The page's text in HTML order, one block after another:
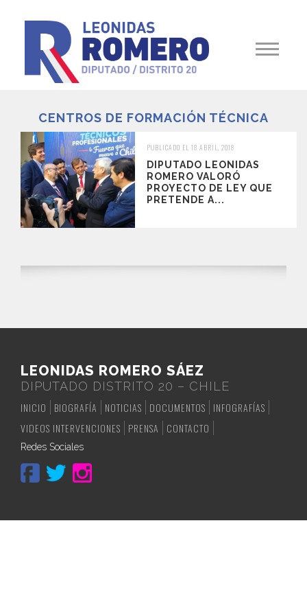
CENTROS DE FORMACIÓN TÉCNICA
PUBLICADO EL 18 ABRIL, 2018
DIPUTADO LEONIDAS
ROMERO VALORÓ
PROYECTO DE LEY QUE
PRETENDE A...
LEONIDAS ROMERO SÁEZ
DIPUTADO DISTRITO 20 – CHILE
INICIO
BIOGRAFÍA NOTICIAS DOCUMENTOS
INFOGRAFÍAS
VIDEOS INTERVENCIONES
PRENSA CONTACTO
Redes Sociales